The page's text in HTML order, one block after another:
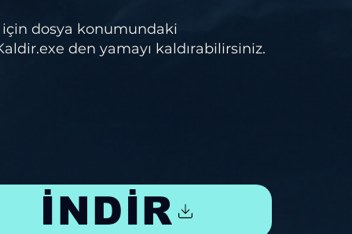
için dosya konumundaki
den yamayı kaldırabilirsiniz.
İNDİR